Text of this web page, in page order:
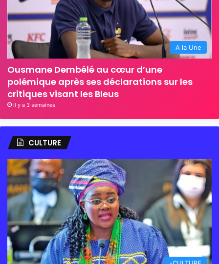
A la Une
Ousmane Dembélé au cœur d’une
polémique après ses déclarations sur les
critiques visant les Bleus
il y a 3 semaines
CULTURE